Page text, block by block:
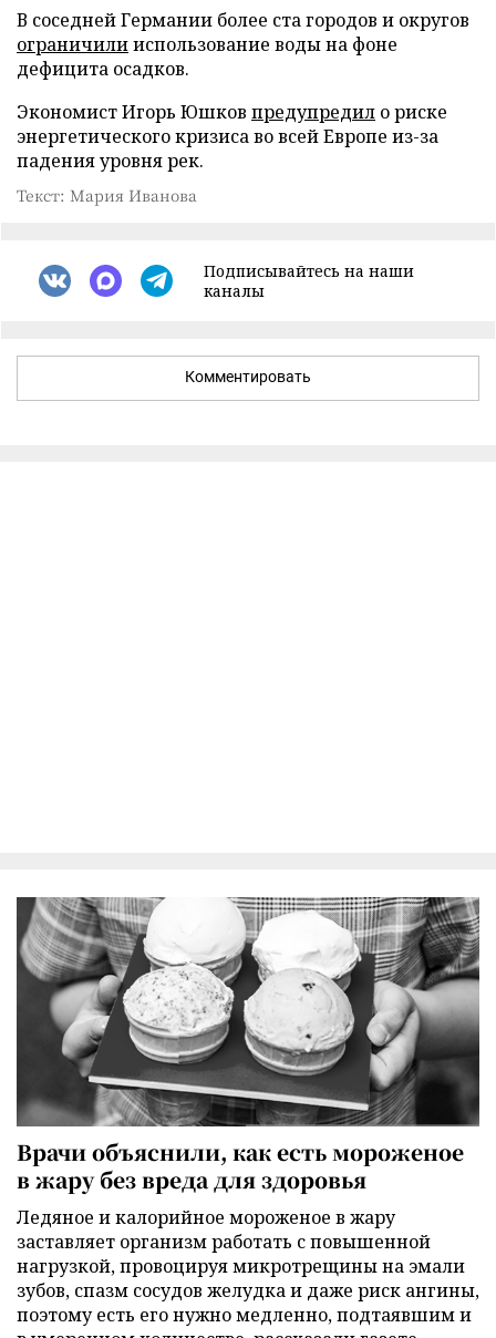
В соседней Германии более ста городов и округов
ограничилииспользование воды на фоне
дефицита осадков.
Экономист Игорь Юшков предупредил о риске
энергетического кризиса во всей Европе из-за
падения уровня рек.
Текст: Мария Иванова
Подписывайтесь на наши
каналы
Комментировать
Врачи объяснили, как есть мороженое
в жару без вреда для здоровья
Ледяное и калорийное мороженое в жару
заставляет организм работать с повышенной
нагрузкой, провоцируя микротрещины на эмали
зубов, спазм сосудов желудка и даже риск ангины,
поэтому есть его нужно медленно, подтаявшим и